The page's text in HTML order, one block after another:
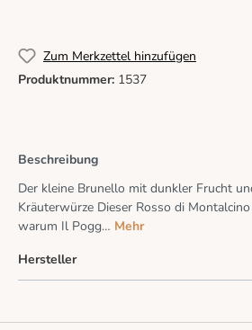
Zum Merkzettel hinzufügen
Produktnummer: 1537
Beschreibung
Der kleine Brunello mit dunkler Frucht
Kräuterwürze Dieser Rosso di
warum Il Pogg… Mehr
Hersteller